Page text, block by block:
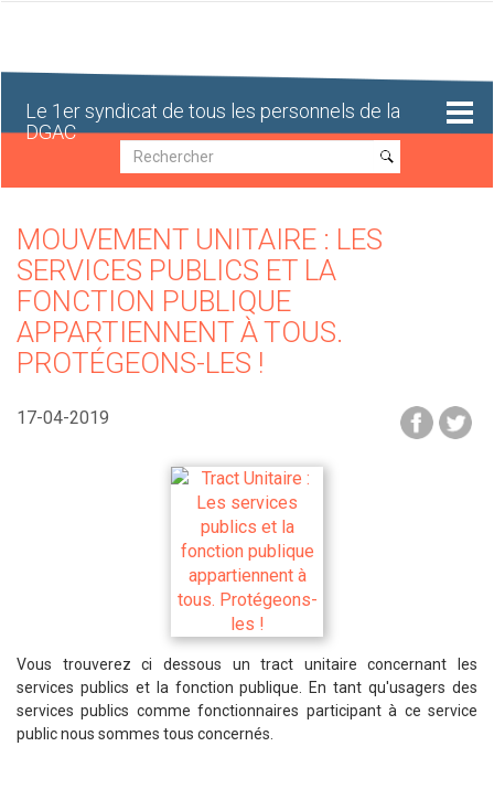
Le 1er syndicat de tous les personnels de la
DGAC
Recherche
Recherche
MOUVEMENT UNITAIRE : LES
SERVICES PUBLICS ET LA
FONCTION PUBLIQUE
APPARTIENNENT À TOUS.
PROTÉGEONS-LES !
17-04-2019
Vous trouverez ci dessous un tract unitaire concernant les
services publics et la fonction publique. En tant qu'usagers des
services publics comme fonctionnaires participant à ce service
public nous sommes tous concernés.